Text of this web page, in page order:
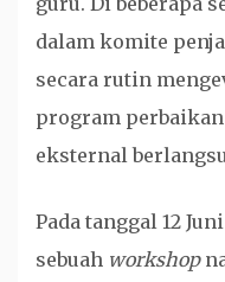
dalam komite
secara rutin
program
eksternal
Pada tanggal 12
sebuah workshop